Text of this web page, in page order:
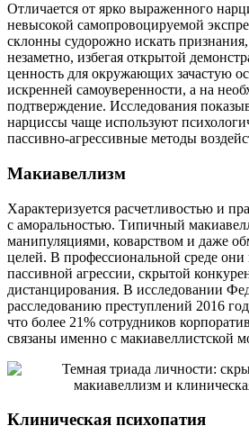
Отличается от ярко выраженного
невысокой самопровоцируемой
склонны судорожно искать
незаметно, избегая открытой
ценность для окружающих зачастую
искренней самоуверенности, а на
подтверждение. Исследования
нарциссы чаще используют
пассивно-агрессивные методы
Макиавеллизм
Характеризуется расчетливостью и
с аморальностью. Типичный
манипуляциями, коварством и даже
целей. В профессиональной среде они
пассивной агрессии, скрытой
дистанцирования. В исследовании
расследованию преступлений 2016
что более 21% сотрудников
связаны именно с макиавеллистской
Клиническая психопатия